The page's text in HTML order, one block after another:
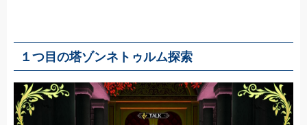
１つ目の塔ゾンネトゥルム探索